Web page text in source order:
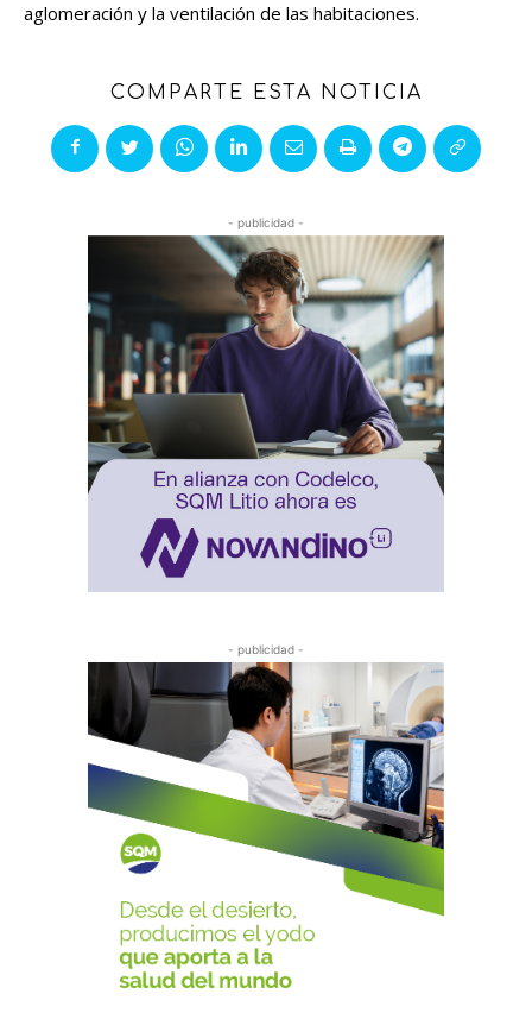
aglomeración y la ventilación de las habitaciones.
COMPARTE ESTA NOTICIA
- publicidad -
- publicidad -